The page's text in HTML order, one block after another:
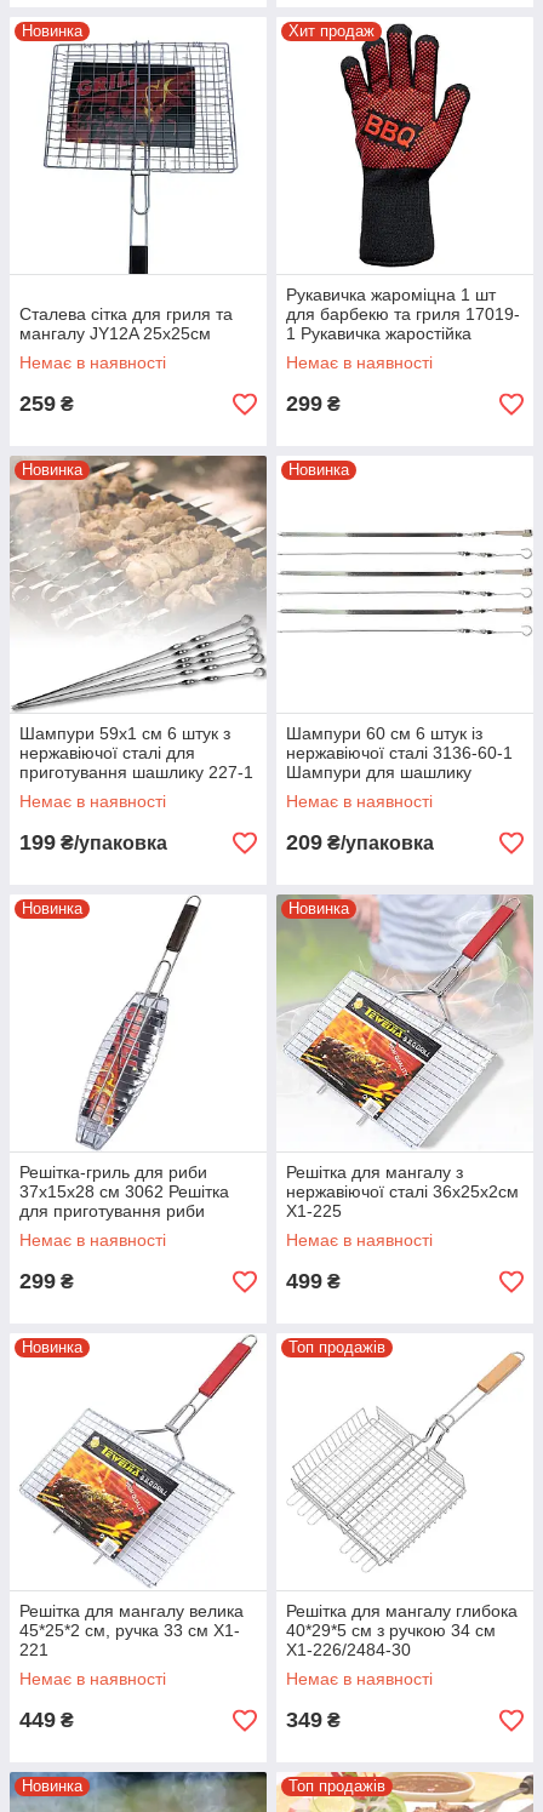
Новинка
Сталева сітка для гриля та
мангалу JY12A 25х25см
Немає в наявності
259 ₴
Хит продаж
Рукавичка жароміцна 1 шт
для барбекю та гриля 17019-
1 Рукавичка жаростійка
Немає в наявності
299 ₴
Новинка
Шампури 59х1 см 6 штук з
нержавіючої сталі для
приготування шашлику 227-1
Немає в наявності
199 ₴/упаковка
Новинка
Шампури 60 см 6 штук із
нержавіючої сталі 3136-60-1
Шампури для шашлику
Немає в наявності
209 ₴/упаковка
Новинка
Решітка-гриль для риби
37х15х28 см 3062 Решітка
для приготування риби
Немає в наявності
299 ₴
Новинка
Решітка для мангалу з
нержавіючої сталі 36х25х2см
X1-225
Немає в наявності
499 ₴
Новинка
Решітка для мангалу велика
45*25*2 см, ручка 33 см X1-
221
Немає в наявності
449 ₴
Топ продажів
Решітка для мангалу глибока
40*29*5 см з ручкою 34 см
X1-226/2484-30
Немає в наявності
349 ₴
Новинка Топ продажів